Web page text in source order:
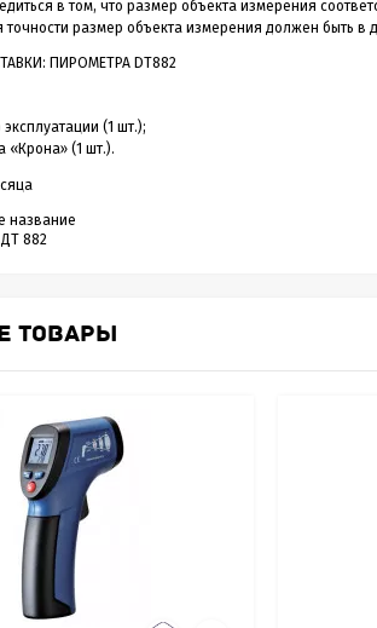
в том, что размер объекта измерения
размер объекта измерения должен быть
ПИРОМЕТРА DT882
(1 шт.);
«Крона» (1 шт.).
название
ДТ 882
ТОВАРЫ